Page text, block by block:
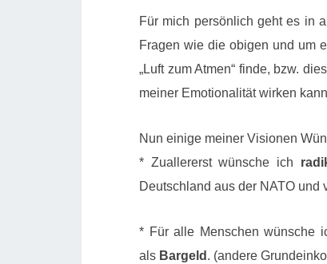
Für mich persönlich geht es in
Fragen wie die obigen und um
„Luft zum Atmen“ finde, bzw.
meiner Emotionalität wirken
Nun einige meiner Visionen
* Zuallererst wünsche ich
Deutschland aus der NATO und
* Für alle Menschen wünsche
als Bargeld . (andere